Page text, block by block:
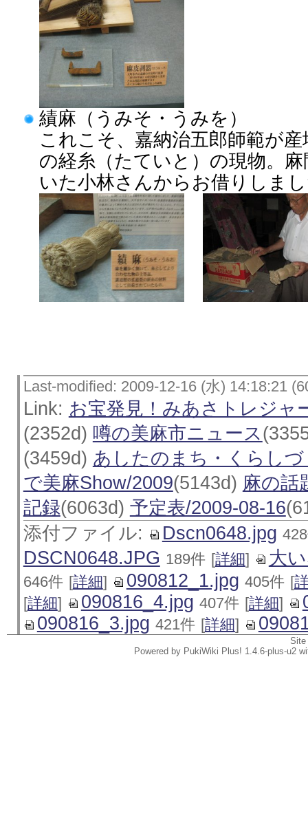
績麻（うみそ・うみを）
これこそ、嘉納治五郎師範が
の経糸（たていと）の現物。
いた小林さんからお借りしま
Last-modified: 2009-12-16 (水) 14:18:21
Link: お宝発見！みあさトレジャ
(2352d) 噂の美麻市ニュース
(3459d) あしたのまち・くらし
で美麻Show/2009(5143d) 麻の話
記録(6063d) 予定表/2009-08-16
添付ファイル:
Dscn0648.jpg
DSCN0648.JPG 189件 [詳細] 大
646件 [詳細] 090812_1.jpg 405件 [
[詳細] 090816_4.jpg 407件 [詳細]
090816_3.jpg 421件 [詳細]
Powered by PukiWiki Plus! 1.4.6-plus-u2